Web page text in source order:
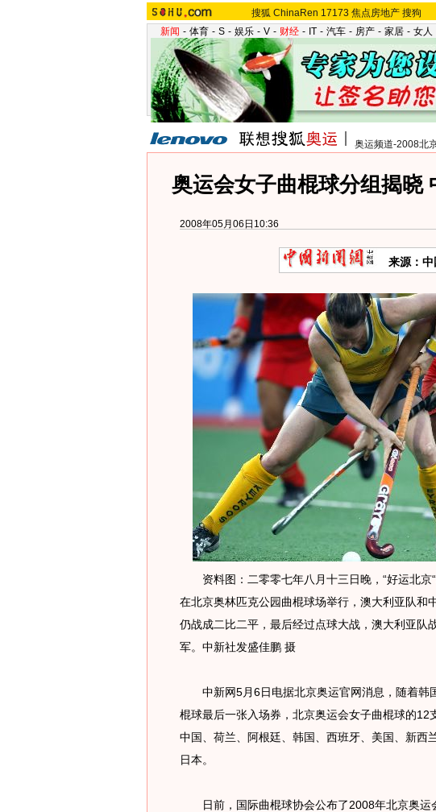
搜狐 ChinaRen 17173 焦点房地产 搜狗
新闻 - 体育 - S - 娱乐 - V - 财经 - IT - 汽车 - 房产 - 家居 - 女人
奥运频道-2008北
奥运会女子曲棍球分组揭晓
2008年05月06日10:36
来源：中
资料图：二零零七年八月十三日晚，“好运北京
在北京奥林匹克公园曲棍球场举行，澳大利亚队和
仍战成二比二平，最后经过点球大战，澳大利亚队
军。中新社发盛佳鹏 摄
中新网5月6日电据北京奥运官网消息，随着韩
棍球最后一张入场券，北京奥运会女子曲棍球的12
中国、荷兰、阿根廷、韩国、西班牙、美国、新西
日本。
日前，国际曲棍球协会公布了2008年北京奥运